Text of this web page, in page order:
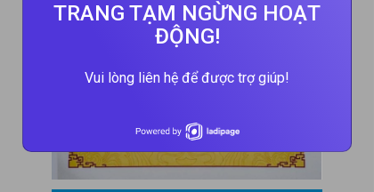
TRANG TẠM NGỪNG HOẠT
ĐỘNG!
Vui lòng liên hệ để được trợ giúp!